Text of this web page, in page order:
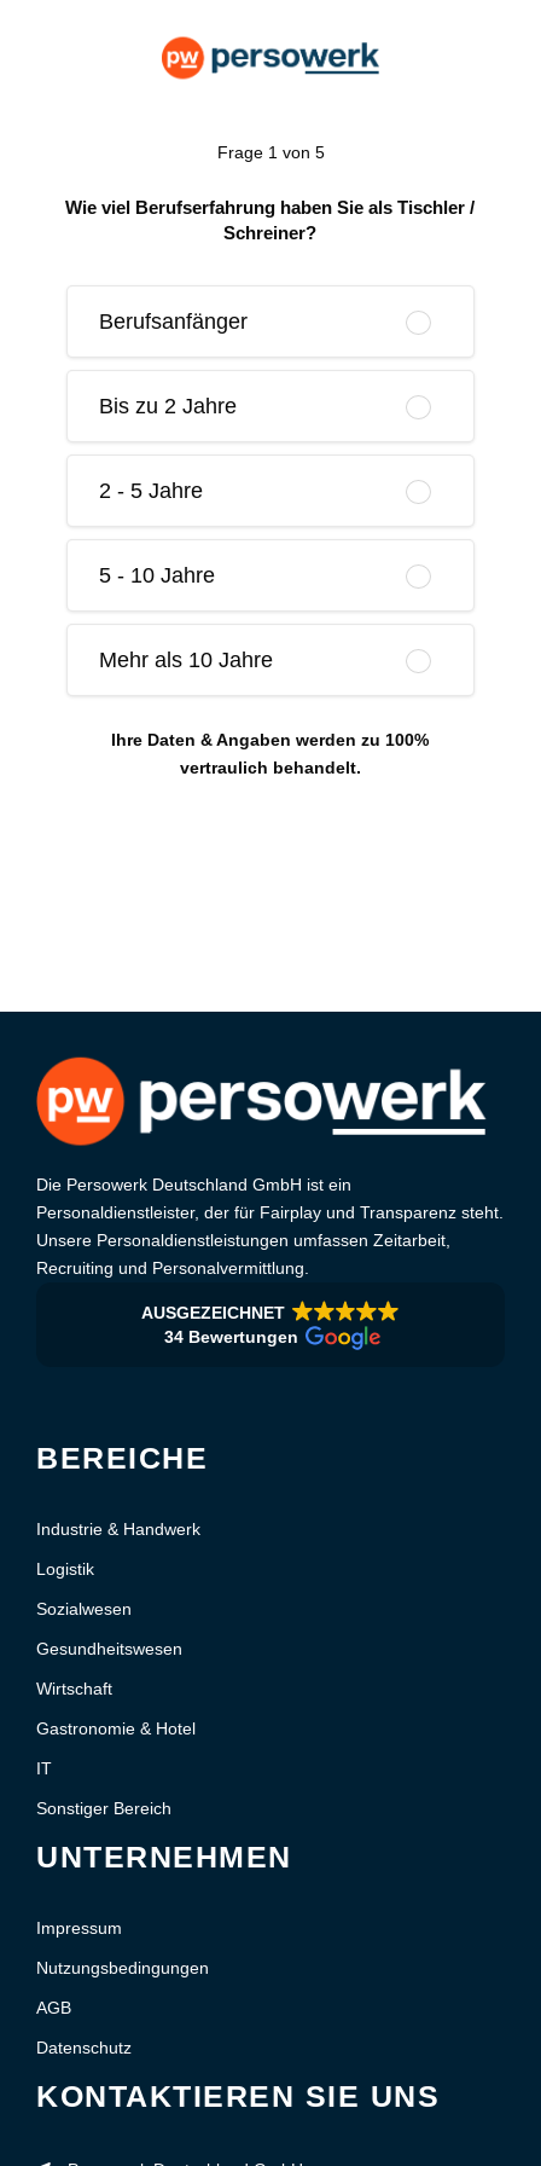
Frage 1 von 5
Wie viel Berufserfahrung haben Sie als Tischler /
Schreiner?
Berufsanfänger
Bis zu 2 Jahre
2 - 5 Jahre
5 - 10 Jahre
Mehr als 10 Jahre
Ihre Daten & Angaben werden zu 100%
vertraulich behandelt.
Die Persowerk Deutschland GmbH ist ein
Personaldienstleister, der für Fairplay und Transparenz steht.
Unsere Personaldienstleistungen umfassen Zeitarbeit,
Recruiting und Personalvermittlung.
AUSGEZEICHNET
34 Bewertungen
BEREICHE
Industrie & Handwerk
Logistik
Sozialwesen
Gesundheitswesen
Wirtschaft
Gastronomie & Hotel
IT
Sonstiger Bereich
UNTERNEHMEN
Impressum
Nutzungsbedingungen
AGB
Datenschutz
KONTAKTIEREN SIE UNS